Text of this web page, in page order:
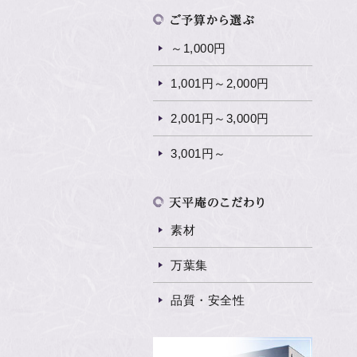
～1,000円
1,001円～2,000円
2,001円～3,000円
3,001円～
素材
万葉集
品質・安全性